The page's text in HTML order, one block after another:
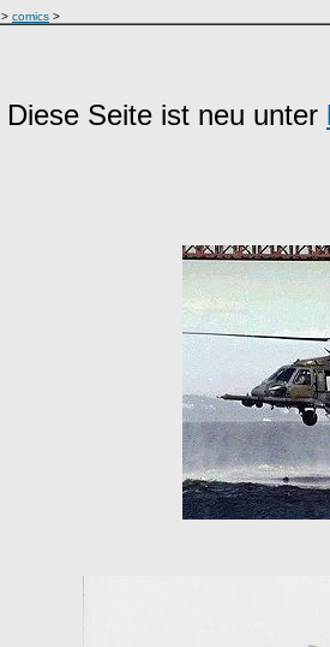
> comics >
Diese Seite ist neu unter